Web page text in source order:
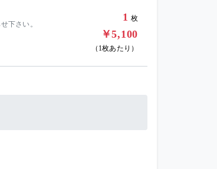
下さい。
1 枚
￥5,100
（1枚あたり）